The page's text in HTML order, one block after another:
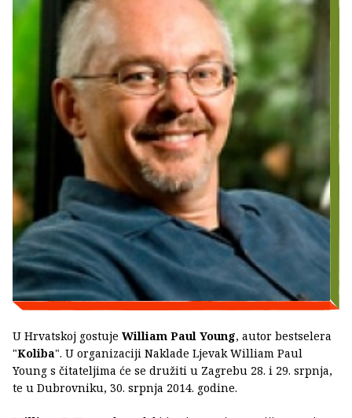
U Hrvatskoj gostuje William Paul Young, autor bestselera
"Koliba". U organizaciji Naklade Ljevak William Paul
Young s čitateljima će se družiti u Zagrebu 28. i 29. srpnja,
te u Dubrovniku, 30. srpnja 2014. godine.